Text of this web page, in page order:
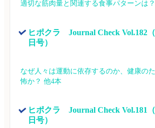
適切な筋肉量と関連する食事パターンは
ヒポクラ　Journal Check Vol.182
日号）
なぜ人々は運動に依存するのか、健康の
怖か？ 他4本
ヒポクラ　Journal Check Vol.181
日号）